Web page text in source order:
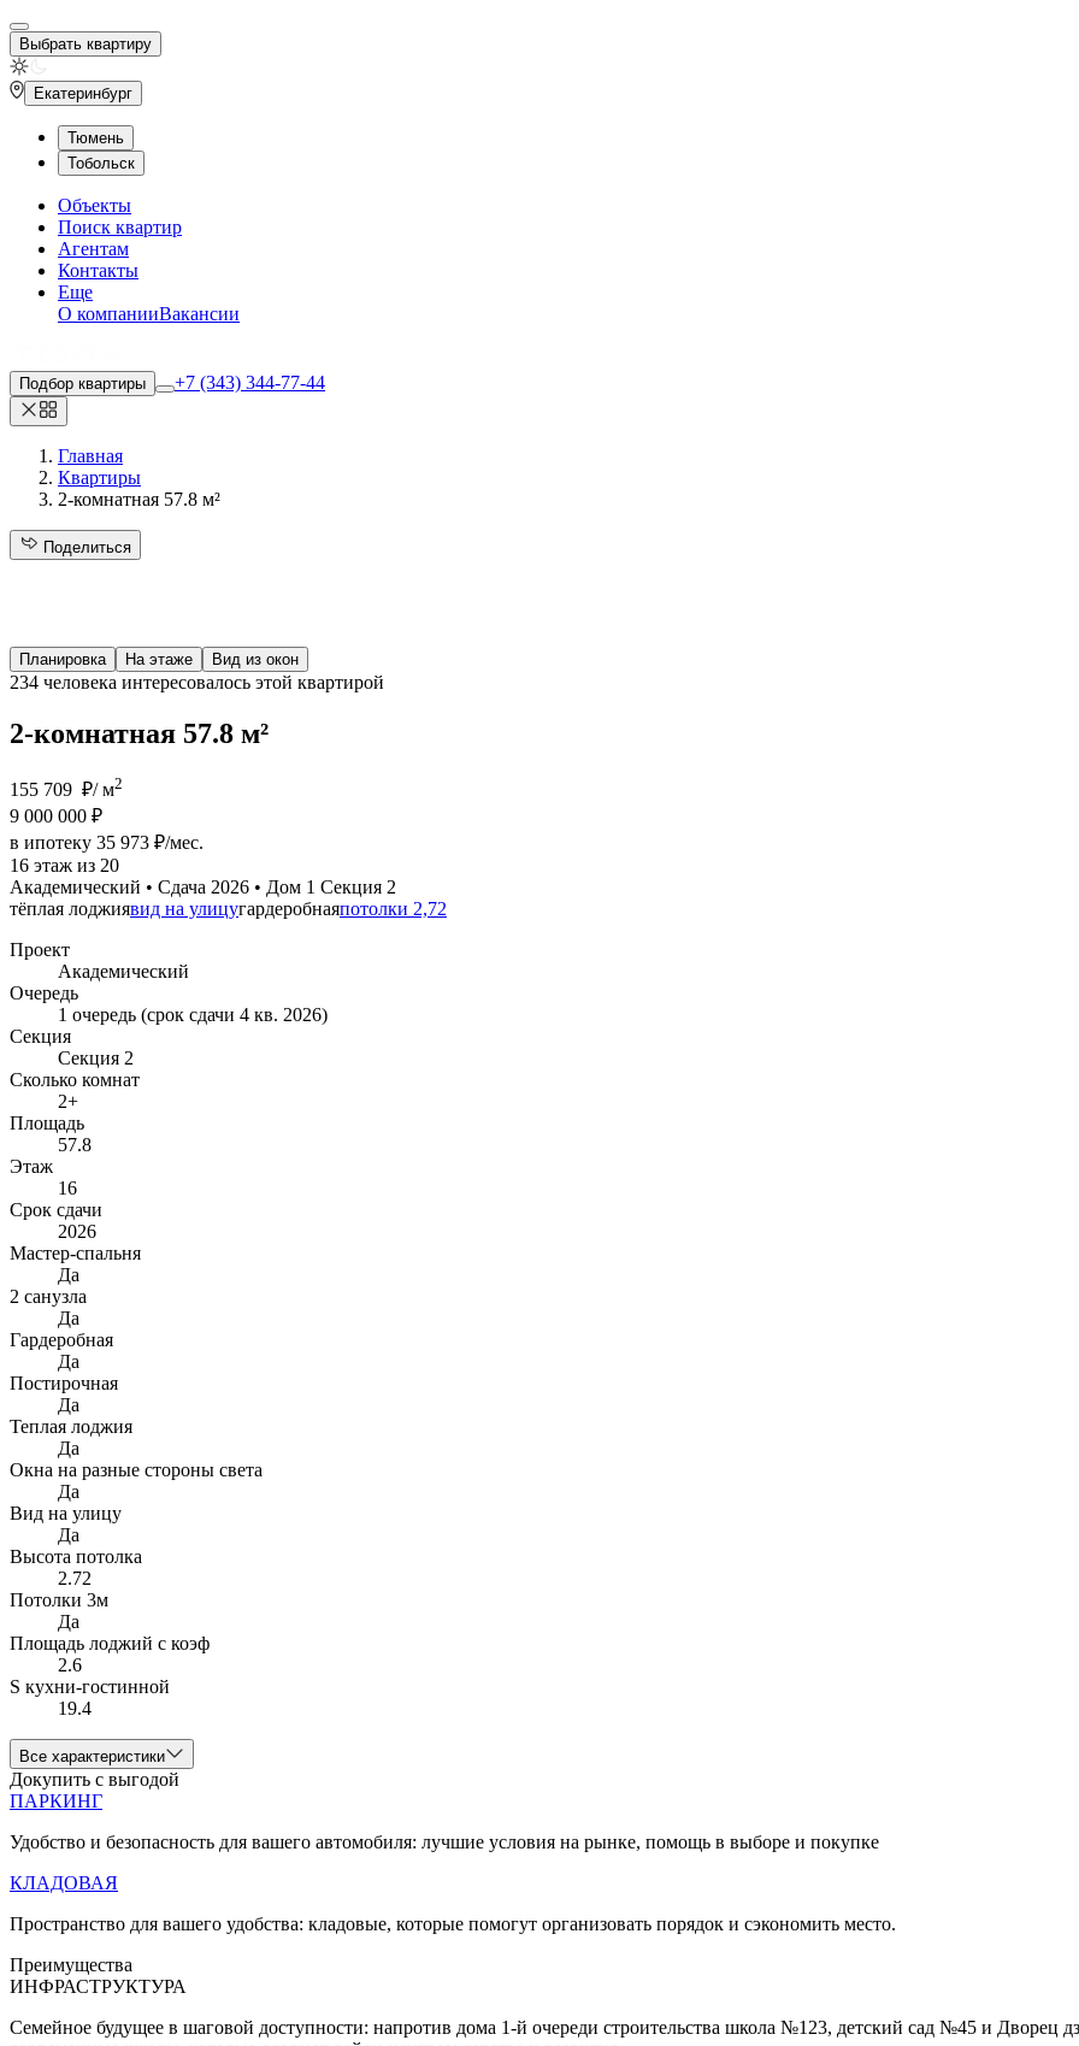
Выбрать квартиру
Екатеринбург
Тюмень
Тобольск
Объекты
Поиск квартир
Агентам
Контакты
Еще
О компанииВакансии
Подбор квартиры +7 (343) 344-77-44
Главная
Квартиры
2-комнатная 57.8 м²
Поделиться
Планировка На этаже Вид из окон
234 человека интересовалось этой квартирой
2-комнатная 57.8 м²
155 709 ₽/ м2
9 000 000 ₽
в ипотеку 35 973 ₽/мес.
16 этаж из 20
Академический • Сдача 2026 • Дом 1 Секция 2
тёплая лоджиявид на улицугардеробнаяпотолки 2,72
Проект
Академический
Очередь
1 очередь (срок сдачи 4 кв. 2026)
Секция
Секция 2
Сколько комнат
2+
Площадь
57.8
Этаж
16
Срок сдачи
2026
Мастер-спальня
Да
2 санузла
Да
Гардеробная
Да
Постирочная
Да
Теплая лоджия
Да
Окна на разные стороны света
Да
Вид на улицу
Да
Высота потолка
2.72
Потолки 3м
Да
Площадь лоджий с коэф
2.6
S кухни-гостинной
19.4
Все характеристики
Докупить с выгодой
ПАРКИНГ
Удобство и безопасность для вашего автомобиля: лучшие условия на рынке, помощь в выборе и покупке
КЛАДОВАЯ
Пространство для вашего удобства: кладовые, которые помогут организовать порядок и сэкономить место.
Преимущества
ИНФРАСТРУКТУРА
Семейное будущее в шаговой доступности: напротив дома 1-й очереди строительства школа №123, детский сад №45 и